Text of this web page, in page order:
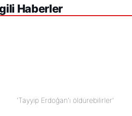
Haberler
'Tayyip Erdoğan'ı öldürebilirler'